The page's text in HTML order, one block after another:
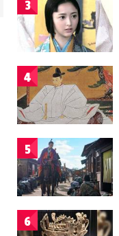
3
4
5
6